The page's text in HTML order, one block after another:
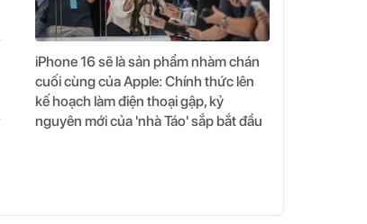
iPhone 16 sẽ là sản phẩm nhàm chán
cuối cùng của Apple: Chính thức lên
kế hoạch làm điện thoại gập, kỷ
nguyên mới của 'nhà Táo' sắp bắt đầu